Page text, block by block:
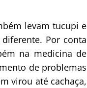
levam tucupi e
Por conta
na medicina de
de problemas
virou até cachaça,